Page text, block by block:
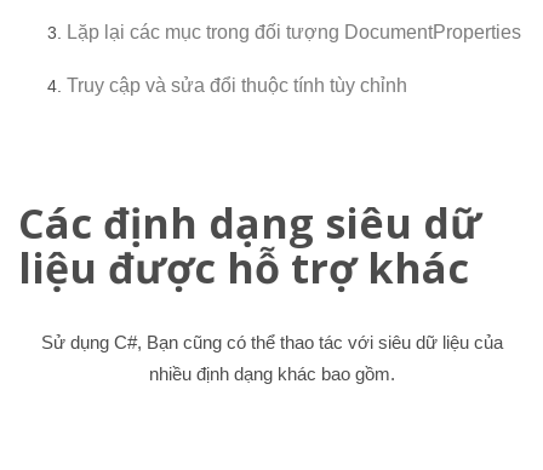
Lặp lại các mục trong đối tượng DocumentProperties
Truy cập và sửa đổi thuộc tính tùy chỉnh
Các định dạng siêu dữ
liệu được hỗ trợ khác
Sử dụng C#, Bạn cũng có thể thao tác với siêu dữ liệu của
nhiều định dạng khác bao gồm.